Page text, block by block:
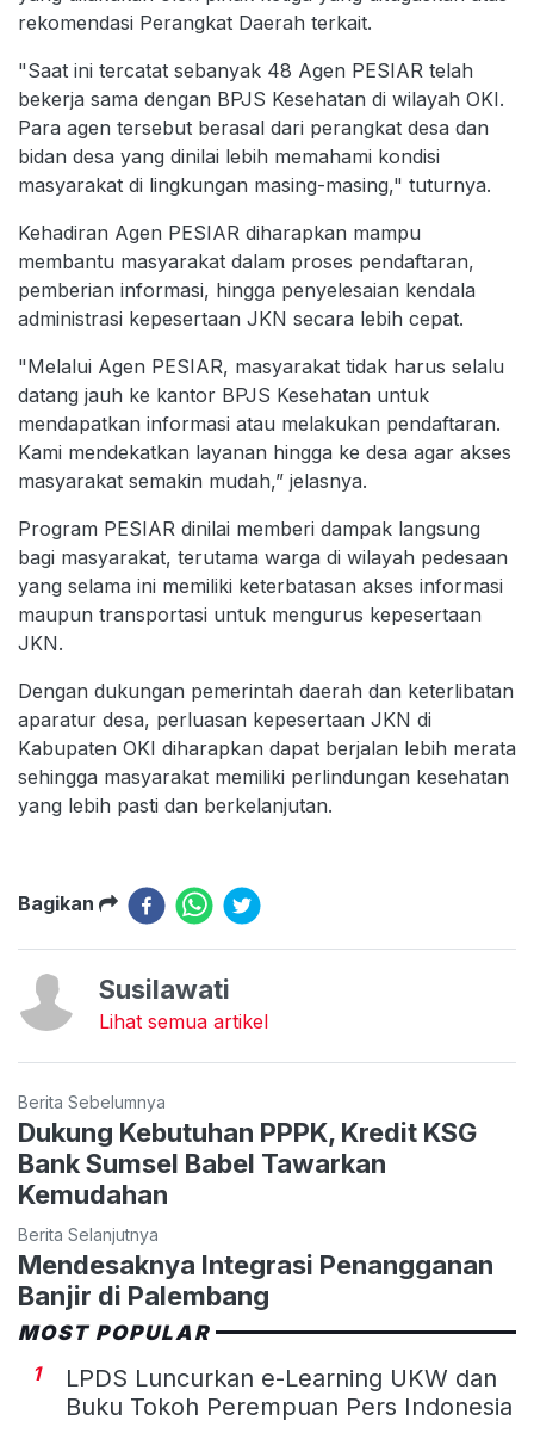
rekomendasi Perangkat Daerah terkait.
"Saat ini tercatat sebanyak 48 Agen PESIAR telah
bekerja sama dengan BPJS Kesehatan di wilayah OKI.
Para agen tersebut berasal dari perangkat desa dan
bidan desa yang dinilai lebih memahami kondisi
masyarakat di lingkungan masing-masing," tuturnya.
Kehadiran Agen PESIAR diharapkan mampu
membantu masyarakat dalam proses pendaftaran,
pemberian informasi, hingga penyelesaian kendala
administrasi kepesertaan JKN secara lebih cepat.
"Melalui Agen PESIAR, masyarakat tidak harus selalu
datang jauh ke kantor BPJS Kesehatan untuk
mendapatkan informasi atau melakukan pendaftaran.
Kami mendekatkan layanan hingga ke desa agar akses
masyarakat semakin mudah,” jelasnya.
Program PESIAR dinilai memberi dampak langsung
bagi masyarakat, terutama warga di wilayah pedesaan
yang selama ini memiliki keterbatasan akses informasi
maupun transportasi untuk mengurus kepesertaan
JKN.
Dengan dukungan pemerintah daerah dan keterlibatan
aparatur desa, perluasan kepesertaan JKN di
Kabupaten OKI diharapkan dapat berjalan lebih merata
sehingga masyarakat memiliki perlindungan kesehatan
yang lebih pasti dan berkelanjutan.
Bagikan
Susilawati
Lihat semua artikel
Berita Sebelumnya
Dukung Kebutuhan PPPK, Kredit KSG
Bank Sumsel Babel Tawarkan
Kemudahan
Berita Selanjutnya
Mendesaknya Integrasi Penangganan
Banjir di Palembang
MOST POPULAR
1
LPDS Luncurkan e-Learning UKW dan
Buku Tokoh Perempuan Pers Indonesia